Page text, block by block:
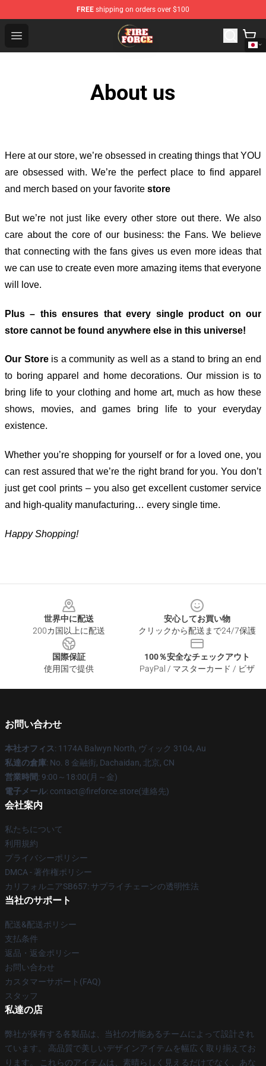
FREE shipping on orders over $100
Open menu
Fire Force Store - Official Fire Force Merchandise Shop
About us
Here at our store, we’re obsessed in creating things that YOU
are obsessed with. We’re the perfect place to find apparel
and merch based on your favorite store
But we’re not just like every other store out there. We also
care about the core of our business: the Fans. We believe
that connecting with the fans gives us even more ideas that
we can use to create even more amazing items that everyone
will love.
Plus – this ensures that every single product on our
store cannot be found anywhere else in this universe!
Our Storeis a community as well as a stand to bring an end
to boring apparel and home decorations. Our mission is to
bring life to your clothing and home art, much as how these
shows, movies, and games bring life to your everyday
existence.
Whether you’re shopping for yourself or for a loved one, you
can rest assured that we’re the right brand for you. You don’t
just get cool prints – you also get excellent customer service
and high-quality manufacturing… every single time.
Happy Shopping!
世界中に配送
200カ国以上に配送
安心してお買い物
クリックから配送まで24/7保護
国際保証
使用国で提供
100％安全なチェックアウト
PayPal / マスターカード / ビザ
お問い合わせ
本社オフィス: 1174A Balwyn North, ヴィック 3104, Au
私達の倉庫: No. 8 金融街, Dachaidan, 北京, CN
営業時間: 9:00～18:00(月～金)
電子メール: contact@fireforce.store(連絡先)
会社案内
私たちについて
利用規約
プライバシーポリシー
DMCA - 著作権ポリシー
カリフォルニアSB657: サプライチェーンの透明性法
当社のサポート
配送&配送ポリシー
支払条件
返品・返金ポリシー
お問い合わせ
カスタマーサポート(FAQ)
スタッフ
私達の店
弊社が保有する各製品は、当社の才能あるチームによって設計され
ています。 高品質で美しいデザインアイテムを幅広く取り揃えてお
ります。 これらのアイテムは、素晴らしく見えるだけでなく、あな